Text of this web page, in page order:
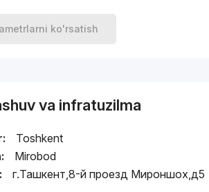
ko'rsatish
va infratuzilma
Toshkent
Mirobod
г.Ташкент,8-й проезд Мироншох,д5